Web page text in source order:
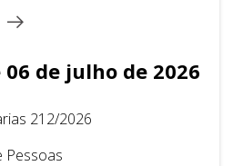
06 de julho de 2026
212/2026
Pessoas